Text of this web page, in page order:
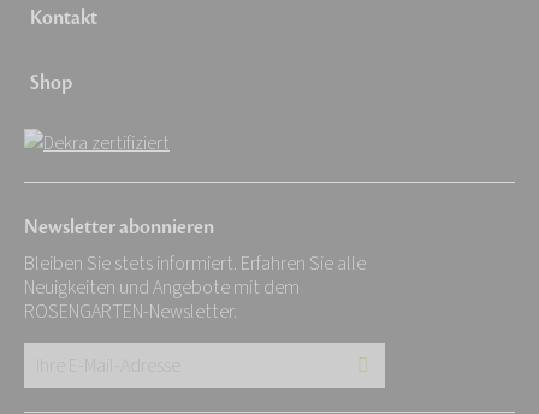
Kontakt
Shop
Newsletter abonnieren
Bleiben Sie stets informiert. Erfahren Sie alle
Neuigkeiten und Angebote mit dem
ROSENGARTEN-Newsletter.
E-